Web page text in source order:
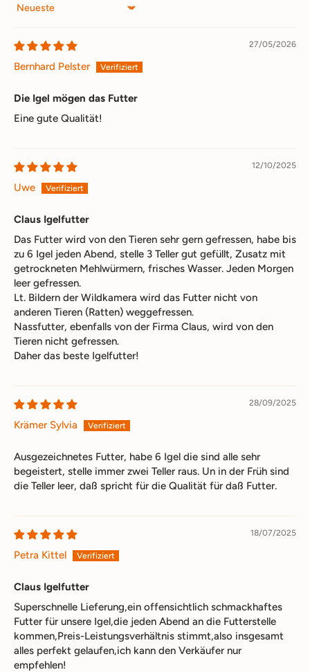
Sort by
27/05/2026
Bernhard Pelster
Die Igel mögen das Futter
Eine gute Qualität!
12/10/2025
Uwe
Claus Igelfutter
Das Futter wird von den Tieren sehr gern gefressen, habe bis
zu 6 Igel jeden Abend, stelle 3 Teller gut gefüllt, Zusatz mit
getrockneten Mehlwürmern, frisches Wasser. Jeden Morgen
leer gefressen.
Lt. Bildern der Wildkamera wird das Futter nicht von
anderen Tieren (Ratten) weggefressen.
Nassfutter, ebenfalls von der Firma Claus, wird von den
Tieren nicht gefressen.
Daher das beste Igelfutter!
28/09/2025
Krämer Sylvia
Ausgezeichnetes Futter, habe 6 Igel die sind alle sehr
begeistert, stelle immer zwei Teller raus. Un in der Früh sind
die Teller leer, daß spricht für die Qualität für daß Futter.
18/07/2025
Petra Kittel
Claus Igelfutter
Superschnelle Lieferung,ein offensichtlich schmackhaftes
Futter für unsere Igel,die jeden Abend an die Futterstelle
kommen,Preis-Leistungsverhältnis stimmt,also insgesamt
alles perfekt gelaufen,ich kann den Verkäufer nur
empfehlen!